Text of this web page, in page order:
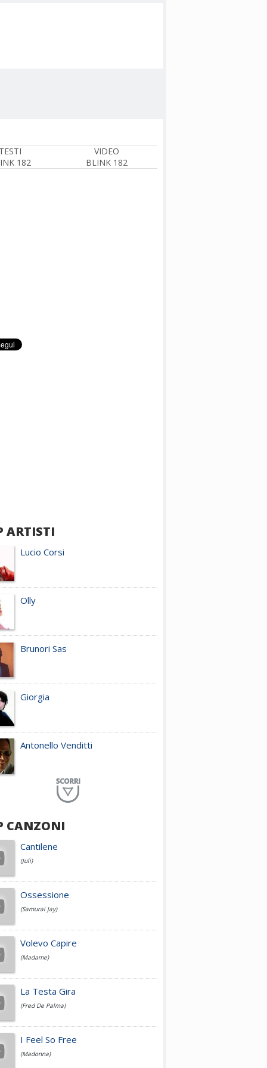
182
VIDEO
BLINK 182
ARTISTI
Lucio Corsi
Olly
Brunori Sas
Giorgia
Antonello Venditti
Planet Funk
Achille Lauro
Cesare Cremonini
Jovanotti
Fedez
Simone Cristicchi
CANZONI
Cantilene
(Juli)
Ossessione
(Samurai Jay)
Volevo Capire
(Madame)
La Testa Gira
(Fred De Palma)
I Feel So Free
(Madonna)